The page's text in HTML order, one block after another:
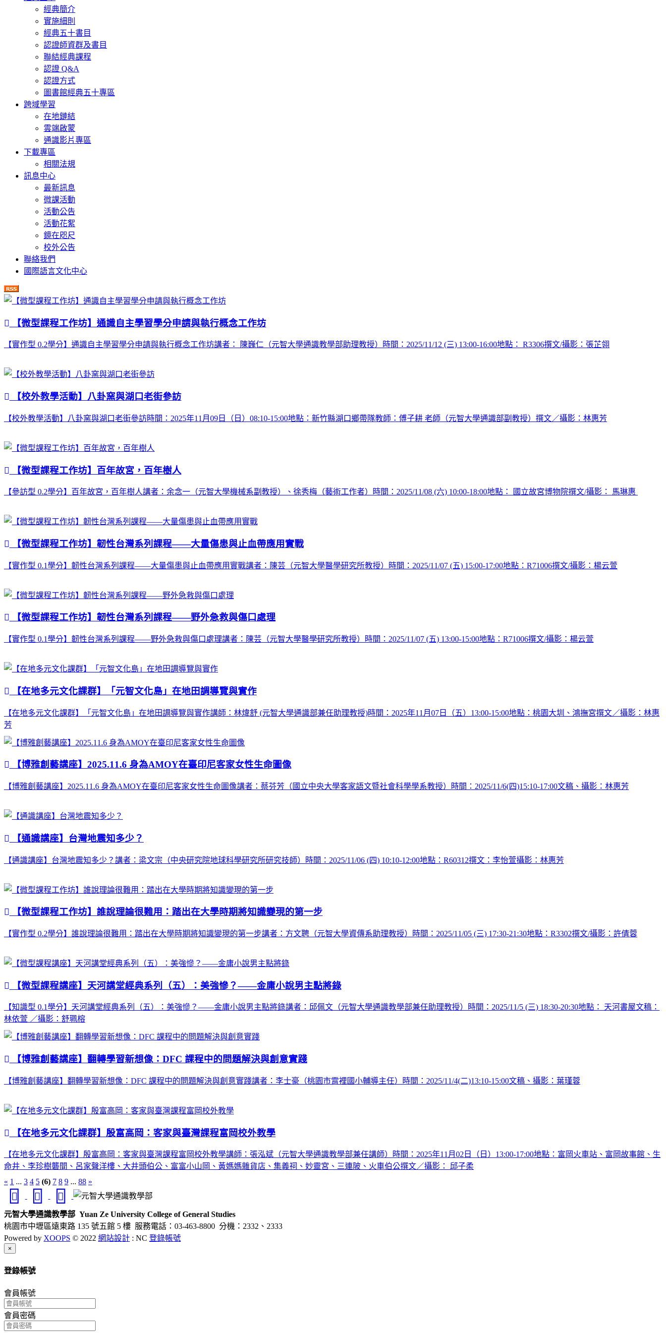
經典簡介
實施細則
經典五十書目
認證師資群及書目
聯結經典課程
認證 Q&A
認證方式
圖書館經典五十專區
跨域學習
在地鏈結
雲端啟蒙
通識影片專區
下載專區
相關法規
訊息中心
最新訊息
微課活動
活動公告
活動花絮
鏡在咫尺
校外公告
聯絡我們
國際語言文化中心
【微型課程工作坊】通識自主學習學分申請與執行概念工作坊
【實作型 0.2學分】通識自主學習學分申請與執行概念工作坊講者： 陳巍仁（元智大學通識教學部助理教授）時間：2025/11/12 (三) 13:00-16:00地點： R3306撰文/攝影：張芷翎
【校外教學活動】八卦窯與湖口老街參訪
【校外教學活動】八卦窯與湖口老街參訪時間：2025年11月09日（日）08:10-15:00地點：新竹縣湖口鄉帶隊教師：傅子耕 老師（元智大學通識部副教授）撰文／攝影：林惠芳
【微型課程工作坊】百年故宮，百年樹人
【參訪型 0.2學分】百年故宮，百年樹人講者：余念一（元智大學機械系副教授）、徐秀梅（藝術工作者）時間：2025/11/08 (六) 10:00-18:00地點： 國立故宮博物院撰文/攝影： 馬琳惠
【微型課程工作坊】韌性台灣系列課程——大量傷患與止血帶應用實戰
【實作型 0.1學分】韌性台灣系列課程——大量傷患與止血帶應用實戰講者：陳芸（元智大學醫學研究所教授）時間：2025/11/07 (五) 15:00-17:00地點：R71006撰文/攝影：楊云萱
【微型課程工作坊】韌性台灣系列課程——野外急救與傷口處理
【實作型 0.1學分】韌性台灣系列課程——野外急救與傷口處理講者：陳芸（元智大學醫學研究所教授）時間：2025/11/07 (五) 13:00-15:00地點：R71006撰文/攝影：楊云萱
【在地多元文化課群】「元智文化島」在地田調導覽與實作
【在地多元文化課群】「元智文化島」在地田調導覽與實作講師：林煒舒 (元智大學通識部兼任助理教授)時間：2025年11月07日（五）13:00-15:00地點：桃園大圳、鴻撫宮撰文／攝影：林惠
芳
【博雅創藝講座】2025.11.6 身為AMOY在臺印尼客家女性生命圖像
【博雅創藝講座】2025.11.6 身為AMOY在臺印尼客家女性生命圖像講者：蔡芬芳（國立中央大學客家語文暨社會科學學系教授）時間：2025/11/6(四)15:10-17:00文稿、攝影：林惠芳
【通識講座】台灣地震知多少？
【通識講座】台灣地震知多少？講者：梁文宗（中央研究院地球科學研究所研究技師）時間：2025/11/06 (四) 10:10-12:00地點：R60312撰文：李怡萱攝影：林惠芳
【微型課程工作坊】誰說理論很難用：踏出在大學時期將知識變現的第一步
【實作型 0.2學分】誰說理論很難用：踏出在大學時期將知識變現的第一步講者：方文聘（元智大學資傳系助理教授）時間：2025/11/05 (三) 17:30-21:30地點：R3302撰文/攝影：許倩蓉
【微型課程講座】天河講堂經典系列（五）：美強慘？——金庸小說男主點將錄
【知識型 0.1學分】天河講堂經典系列（五）：美強慘？——金庸小說男主點將錄講者：邱佩文（元智大學通識教學部兼任助理教授）時間：2025/11/5 (三) 18:30-20:30地點： 天河書屋文稿：
林依萱 ／攝影：舒珮榕
【博雅創藝講座】翻轉學習新想像：DFC 課程中的問題解決與創意實踐
【博雅創藝講座】翻轉學習新想像：DFC 課程中的問題解決與創意實踐講者：李士豪（桃園市霄裡國小輔導主任）時間：2025/11/4(二)13:10-15:00文稿、攝影：葉瑾蓉
【在地多元文化課群】殷富高岡：客家與臺灣課程富岡校外教學
【在地多元文化課群】殷富高岡：客家與臺灣課程富岡校外教學講師：張泓斌（元智大學通識教學部兼任講師）時間：2025年11月02日（日）13:00-17:00地點：富岡火車站、富岡故事館、生
命井、李珍樹礱間、呂家聲洋樓、大井頭伯公、富富小山岡、黃媽媽雜貨店、集義祠、妙靈宮、三連陂、火車伯公撰文／攝影： 邱子柔
« 1 ... 3 4 5 (6) 7 8 9 ... 88 »
元智大學通識教學部 Yuan Ze University College of General Studies
桃園市中壢區遠東路 135 號五館 5 樓 服務電話：03-463-8800 分機：2332、2333
Powered by XOOPS © 2022 網站設計 : NC 登錄帳號
×
登錄帳號
會員帳號
會員密碼